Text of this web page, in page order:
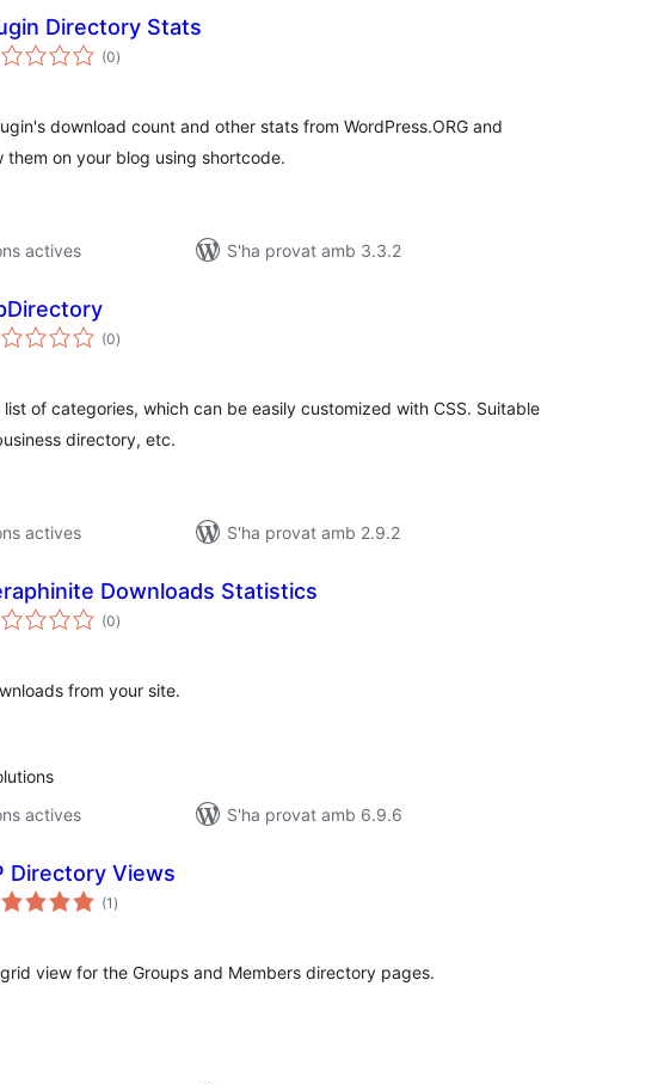
Directory Stats
(0puntuacions
totals
)
download count and other stats from WordPress.ORG and
them on your blog using shortcode.
actives
S'ha provat amb 3.3.2
(0puntuacions
totals
)
of categories, which can be easily customized with CSS. Suitable
directory, etc.
actives
S'ha provat amb 2.9.2
Downloads Statistics
(0puntuacions
totals
)
from your site.
actives
S'ha provat amb 6.9.6
Directory Views
(1 puntuacions
totals
)
view for the Groups and Members directory pages.